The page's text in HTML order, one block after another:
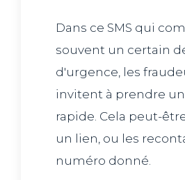
Dans ce SMS qui
souvent un certain
d'urgence, les
invitent à prendre
rapide. Cela peut-
un lien, ou les
numéro donné.